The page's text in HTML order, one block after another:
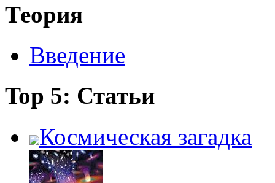
Теория
Введение
Top 5: Статьи
Космическая загадка